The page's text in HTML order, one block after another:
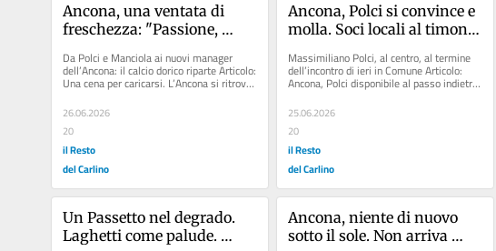
Ancona, una ventata di
freschezza: "Passione,
Da Polci e Manciola ai nuovi manager
dell’Ancona: il calcio dorico riparte Articolo:
Una cena per caricarsi. L’Ancona si ritrova
a tavola:...
26.06.2026
20
il Resto
del Carlino
Ancona, Polci si convince e
molla. Soci locali al timone:
Massimiliano Polci, al centro, al termine
dell’incontro di ieri in Comune Articolo:
Ancona, Polci disponibile al passo indietro.
Altri quattro...
25.06.2026
20
il Resto
del Carlino
Un Passetto nel degrado.
Laghetti come palude.
Ancona, niente di nuovo
sotto il sole. Non arriva